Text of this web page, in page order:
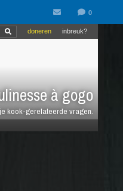
à gogo
kook-gerelateerde vragen.
inbreuk?
doneren